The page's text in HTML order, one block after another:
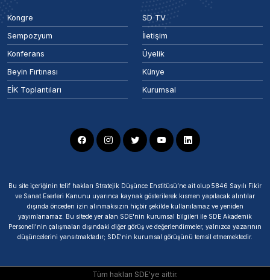
Kongre
Sempozyum
Konferans
Beyin Fırtınası
EİK Toplantıları
SD TV
İletişim
Üyelik
Künye
Kurumsal
Bu site içeriğinin telif hakları Stratejik Düşünce Enstitüsü’ne ait olup 5846 Sayılı Fikir
ve Sanat Eserleri Kanunu uyarınca kaynak gösterilerek kısmen yapılacak alıntılar
dışında önceden izin alınmaksızın hiçbir şekilde kullanılamaz ve yeniden
yayımlanamaz. Bu sitede yer alan SDE'nin kurumsal bilgileri ile SDE Akademik
Personeli'nin çalışmaları dışındaki diğer görüş ve değerlendirmeler, yalnızca yazarının
düşüncelerini yansıtmaktadır; SDE'nin kurumsal görüşünü temsil etmemektedir.
Tüm hakları SDE'ye aittir.